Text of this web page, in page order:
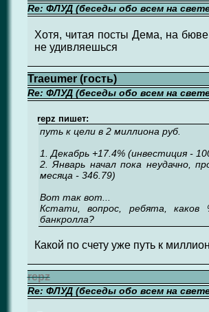
Re: ФЛУД (беседы обо всем на
Хотя, читая посты Дема, на бюве
не удивляешься
Traeumer (гость)
Re: ФЛУД (беседы обо всем на
repz пишет:
путь к цели в 2 миллиона руб.
1. Декабрь +17.4% (инвестиция -
2. Январь начал пока неудачно,
месяца - 346.79)
Вот так вот...
Кстати, вопрос, ребята,
банкролла?
Какой по счету уже путь к
repz
Re: ФЛУД (беседы обо всем на